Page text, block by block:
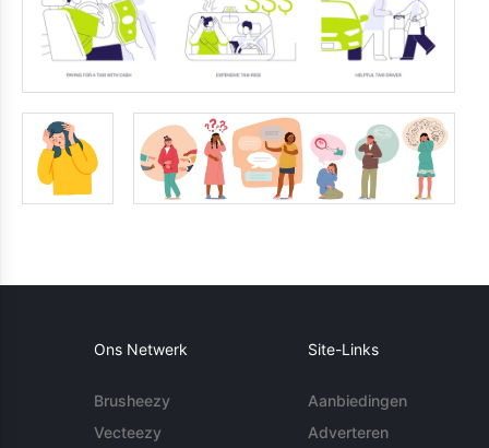
Ons Netwerk
Brusheezy
Vecteezy
Site-Links
Aanbiedingen
Adverteren